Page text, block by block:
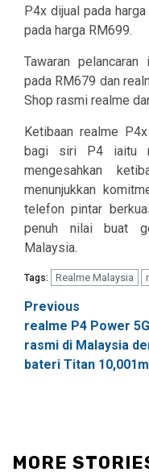
P4x dijual pada
pada harga RM699.
Tawaran
pada RM679 dan
Shop rasmi realme
Ketibaan realme
bagi siri P4 iaitu
mengesahkan
menunjukkan
telefon pintar
penuh nilai buat
Malaysia.
Tags: Realme Malaysia
Post
Previous
realme P4 Power
rasmi di Malaysia
bateri Titan
MORE